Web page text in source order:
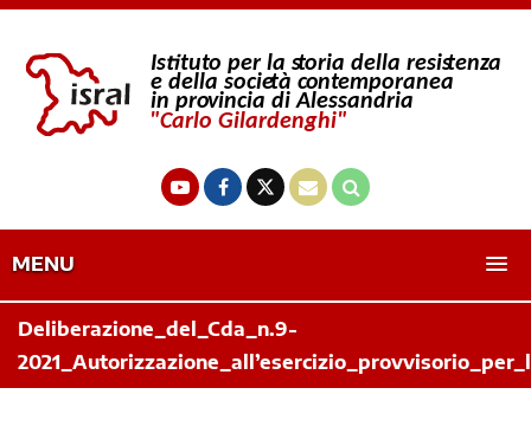
MENU
Deliberazione_del_Cda_n.9-